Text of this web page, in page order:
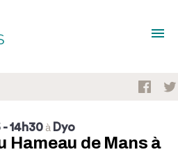
- 14h30 à Dyo
Hameau de Mans à